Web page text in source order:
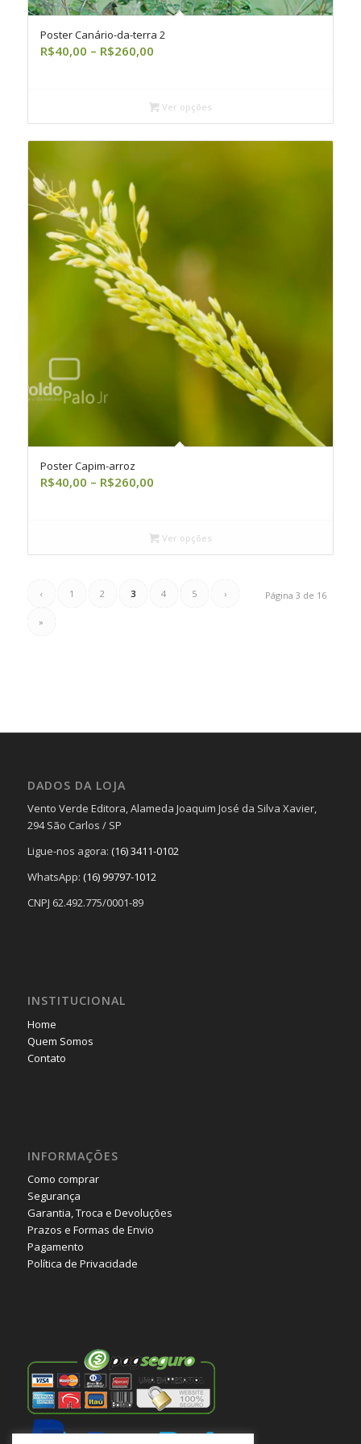
Poster Canário-da-terra 2
R$40,00 – R$260,00Faixa
R$40,00
através
Ver opções
Poster Capim-arroz
R$40,00 – R$260,00Faixa
R$40,00
através
Ver opções
Página 3 de 16
‹ 1 2 3 4 5 ›
»
DADOS DA LOJA
Vento Verde Editora, Alameda Joaquim José da Silva Xavier,
294 São Carlos / SP
Ligue-nos agora: (16) 3411-0102
WhatsApp: (16) 99797-1012
CNPJ 62.492.775/0001-89
INSTITUCIONAL
Home
Quem Somos
Contato
INFORMAÇÕES
Como comprar
Segurança
Garantia, Troca e Devoluções
Prazos e Formas de Envio
Pagamento
Política de Privacidade